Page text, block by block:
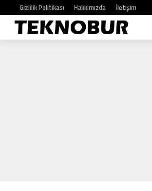
Gizlilik Politikası Hakkımızda İletişim